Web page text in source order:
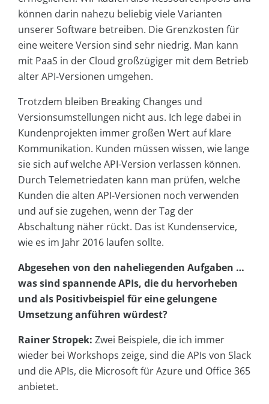
können darin nahezu beliebig viele Varianten
unserer Software betreiben. Die Grenzkosten für
eine weitere Version sind sehr niedrig. Man kann
mit PaaS in der Cloud großzügiger mit dem Betrieb
alter API-Versionen umgehen.
Trotzdem bleiben Breaking Changes und
Versionsumstellungen nicht aus. Ich lege dabei in
Kundenprojekten immer großen Wert auf klare
Kommunikation. Kunden müssen wissen, wie lange
sie sich auf welche API-Version verlassen können.
Durch Telemetriedaten kann man prüfen, welche
Kunden die alten API-Versionen noch verwenden
und auf sie zugehen, wenn der Tag der
Abschaltung näher rückt. Das ist Kundenservice,
wie es im Jahr 2016 laufen sollte.
Abgesehen von den naheliegenden Aufgaben …
was sind spannende APIs, die du hervorheben
und als Positivbeispiel für eine gelungene
Umsetzung anführen würdest?
Rainer Stropek: Zwei Beispiele, die ich immer
wieder bei Workshops zeige, sind die APIs von Slack
und die APIs, die Microsoft für Azure und Office 365
anbietet.